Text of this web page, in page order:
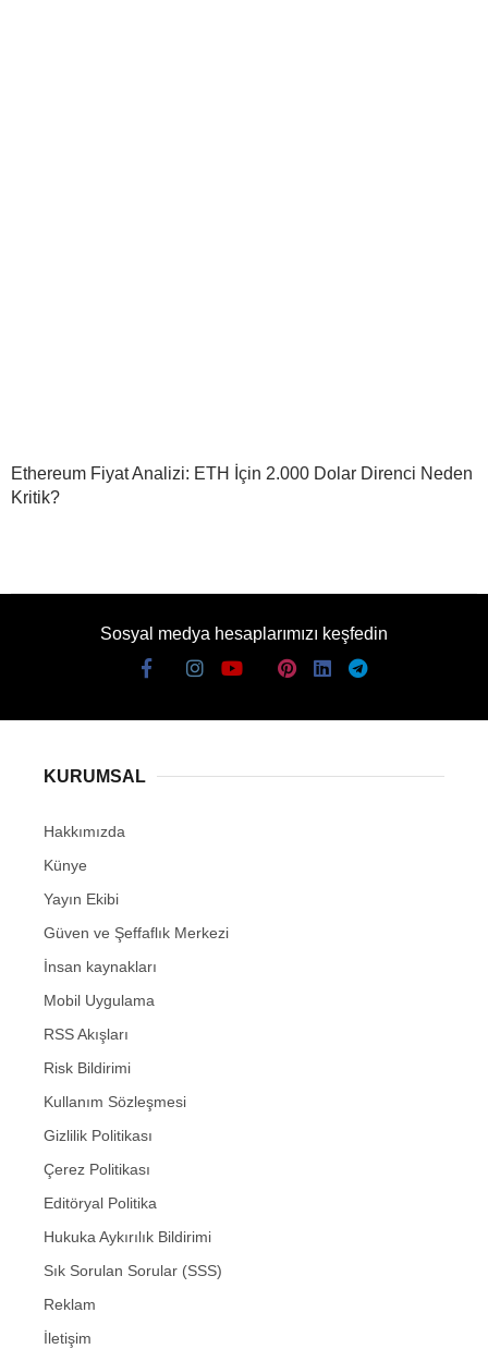
Ethereum Fiyat Analizi: ETH İçin 2.000 Dolar Direnci Neden
Kritik?
Sosyal medya hesaplarımızı keşfedin
KURUMSAL
Hakkımızda
Künye
Yayın Ekibi
Güven ve Şeffaflık Merkezi
İnsan kaynakları
Mobil Uygulama
RSS Akışları
Risk Bildirimi
Kullanım Sözleşmesi
Gizlilik Politikası
Çerez Politikası
Editöryal Politika
Hukuka Aykırılık Bildirimi
Sık Sorulan Sorular (SSS)
Reklam
İletişim